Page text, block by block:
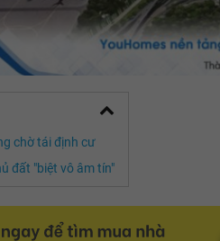
chờ tái định cư
đất "biệt vô âm tín"